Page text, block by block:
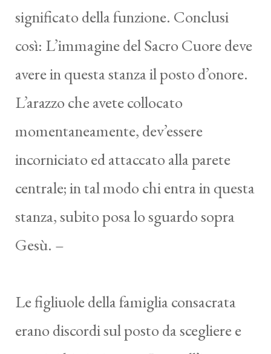
significato della funzione. Conclusi
così: L’immagine del Sacro Cuore deve
avere in questa stanza il posto d’onore.
L’arazzo che avete collocato
momentaneamente, dev’essere
incorniciato ed attaccato alla parete
centrale; in tal modo chi entra in questa
stanza, subito posa lo sguardo sopra
Gesù. –
Le figliuole della famiglia consacrata
erano discordi sul posto da scegliere e